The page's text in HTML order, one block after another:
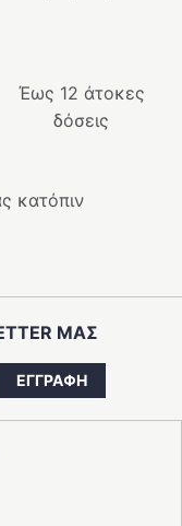
Έως 12 άτοκες
δόσεις
κατόπιν
ΜΑΣ
ΕΓΓΡΑΦΉ